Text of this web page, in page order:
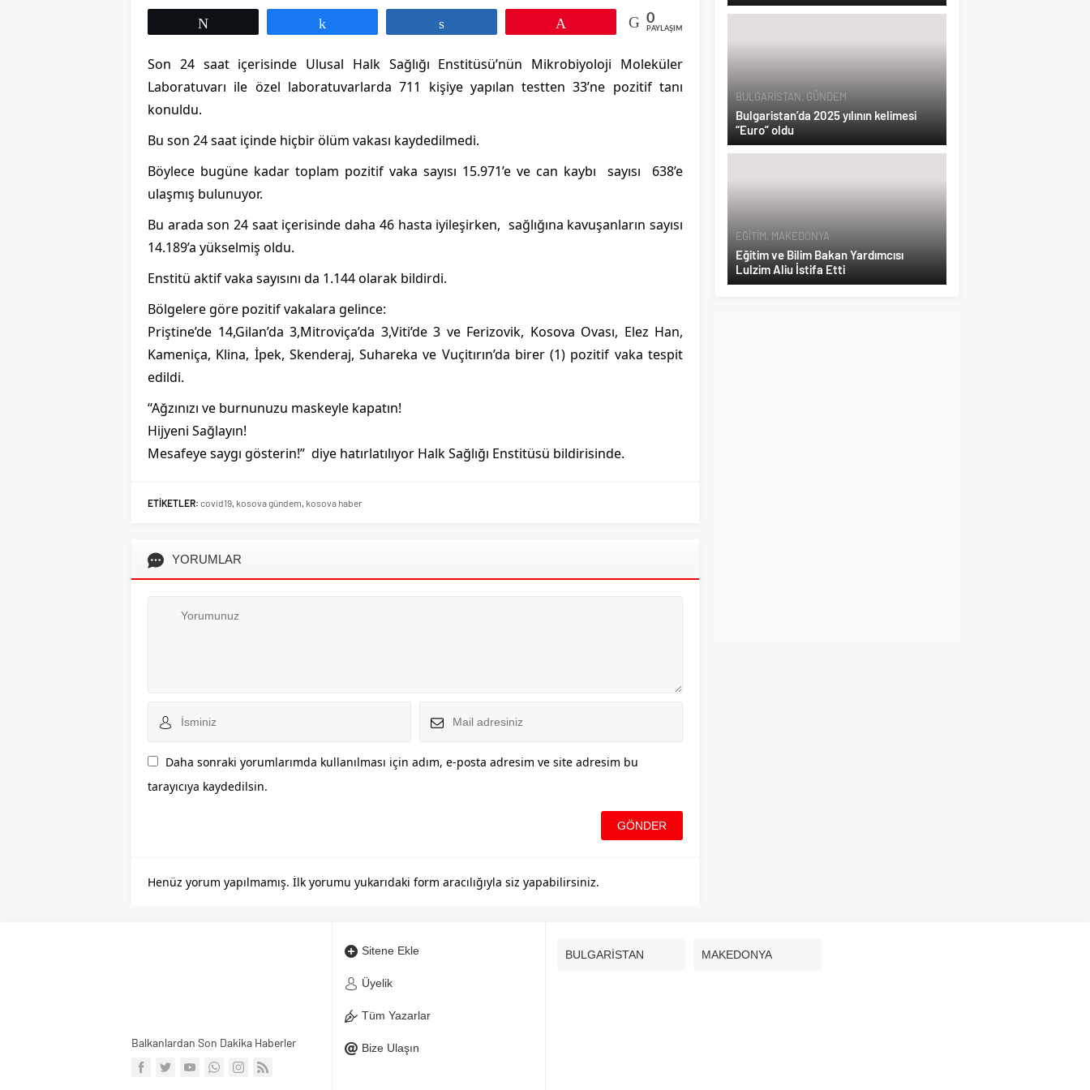
0
PAYLAŞIMLAR
Son 24 saat içerisinde Ulusal Halk Sağlığı Enstitüsü’nün Mikrobiyoloji Moleküler
Laboratuvarı ile özel laboratuvarlarda 711 kişiye yapılan testten 33’ne pozitif tanı
konuldu.
Bu son 24 saat içinde hiçbir ölüm vakası kaydedilmedi.
Böylece bugüne kadar toplam pozitif vaka sayısı 15.971’e ve can kaybı sayısı 638’e
ulaşmış bulunuyor.
Bu arada son 24 saat içerisinde daha 46 hasta iyileşirken, sağlığına kavuşanların sayısı
14.189’a yükselmiş oldu.
Enstitü aktif vaka sayısını da 1.144 olarak bildirdi.
Bölgelere göre pozitif vakalara gelince:
Priştine’de 14,Gilan’da 3,Mitroviça’da 3,Viti’de 3 ve Ferizovik, Kosova Ovası, Elez Han,
Kameniça, Klina, İpek, Skenderaj, Suhareka ve Vuçitırın’da birer (1) pozitif vaka tespit
edildi.
“Ağzınızı ve burnunuzu maskeyle kapatın!
Hijyeni Sağlayın!
Mesafeye saygı gösterin!” diye hatırlatılıyor Halk Sağlığı Enstitüsü bildirisinde.
ETİKETLER: covid19 kosova gündem kosova haber
YORUMLAR
Daha sonraki yorumlarımda kullanılması için adım, e-posta adresim ve site adresim bu
tarayıcıya kaydedilsin.
Henüz yorum yapılmamış. İlk yorumu yukarıdaki form aracılığıyla siz yapabilirsiniz.
BULGARİSTAN, GÜNDEM
Bulgaristan’da 2025 yılının kelimesi
“Euro” oldu
EĞİTİM, MAKEDONYA
Eğitim ve Bilim Bakan Yardımcısı
Lulzim Aliu İstifa Etti
Balkanlardan Son Dakika Haberler
Sitene Ekle
Üyelik
Tüm Yazarlar
Bize Ulaşın
BULGARİSTAN MAKEDONYA